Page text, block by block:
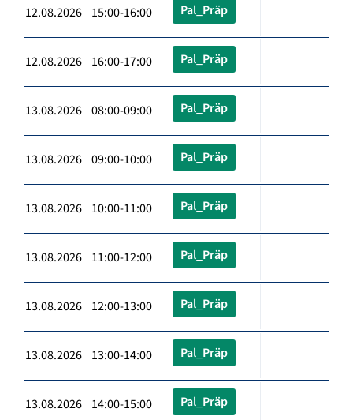
12.08.2026 15:00-16:00 Pal_Präp
12.08.2026 16:00-17:00 Pal_Präp
13.08.2026 08:00-09:00 Pal_Präp
13.08.2026 09:00-10:00 Pal_Präp
13.08.2026 10:00-11:00 Pal_Präp
13.08.2026 11:00-12:00 Pal_Präp
13.08.2026 12:00-13:00 Pal_Präp
13.08.2026 13:00-14:00 Pal_Präp
13.08.2026 14:00-15:00 Pal_Präp